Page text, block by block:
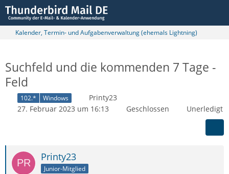
Kalender, Termin- und Aufgabenverwaltung (ehemals Lightning)
Suchfeld und die kommenden 7 Tage -
Feld
102.* Windows
Printy23
27. Februar 2023 um 16:13
Geschlossen Unerledigt
Printy23
Junior-Mitglied